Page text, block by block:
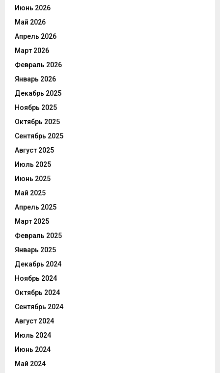
Июнь 2026
Май 2026
Апрель 2026
Март 2026
Февраль 2026
Январь 2026
Декабрь 2025
Ноябрь 2025
Октябрь 2025
Сентябрь 2025
Август 2025
Июль 2025
Июнь 2025
Май 2025
Апрель 2025
Март 2025
Февраль 2025
Январь 2025
Декабрь 2024
Ноябрь 2024
Октябрь 2024
Сентябрь 2024
Август 2024
Июль 2024
Июнь 2024
Май 2024